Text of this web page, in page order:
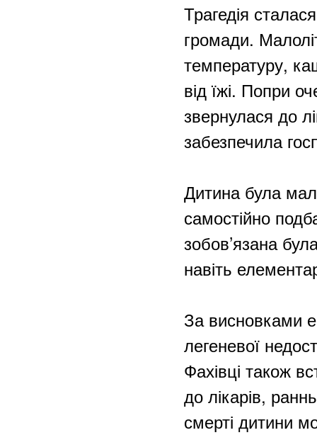
Трагедія
громади.
температуру,
від їжі. Попри
звернулася до
забезпечила
Дитина була
самостійно
зобов’язана
навіть
За висновками
легеневої
Фахівці також
до лікарів,
смерті дитини